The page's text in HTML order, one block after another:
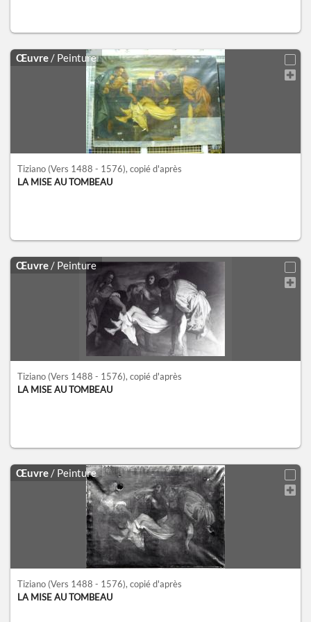
Œuvre / Peinture
Tiziano (Vers 1488 - 1576), copié d'après
LA MISE AU TOMBEAU
Œuvre / Peinture
Tiziano (Vers 1488 - 1576), copié d'après
LA MISE AU TOMBEAU
Œuvre / Peinture
Tiziano (Vers 1488 - 1576), copié d'après
LA MISE AU TOMBEAU